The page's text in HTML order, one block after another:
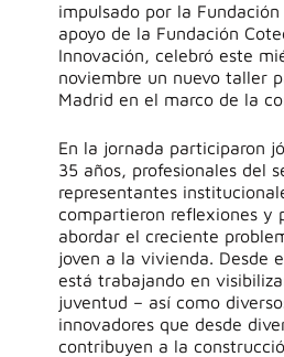
impulsado por la
apoyo de la Fundación
Innovación, celebró este
noviembre un nuevotaller
Madrid en el marco de la
En la jornada participaron
35 años, profesionales del
representantes
compartieron reflexiones y
abordar el creciente
joven a la vivienda. Desde
está trabajando en
juventud – así como
innovadores que desde
contribuyen a la